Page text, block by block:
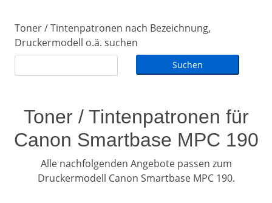
Toner / Tintenpatronen nach Bezeichnung,
Druckermodell o.ä. suchen
Toner / Tintenpatronen für
Canon Smartbase MPC 190
Alle nachfolgenden Angebote passen zum
Druckermodell Canon Smartbase MPC 190.